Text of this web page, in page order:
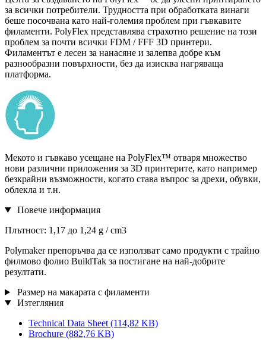
за всички потребители. Трудността при обработката винаги
беше посочвана като най-големия проблем при гъвкавите
филаменти. PolyFlex представлява страхотно решение на този
проблем за почти всички FDM / FFF 3D принтери.
Филаментът е лесен за нанасяне и залепва добре към
разнообразни повърхности, без да изисква нагряваща
платформа.
Мекото и гъвкаво усещане на PolyFlex™ отваря множество
нови различни приложения за 3D принтерите, като например
безкрайни възможности, когато става въпрос за дрехи, обувки,
облекла и т.н.
Повече информация
Плътност: 1,17 до 1,24 g / cm3
Polymaker препоръчва да се използват само продукти с трайно
филмово фолио BuildTak за постигане на най-добрите
резултати.
Размер на макарата с филаменти
Изтегляния
Technical Data Sheet (114,82 KB)
Brochure (882,76 KB)